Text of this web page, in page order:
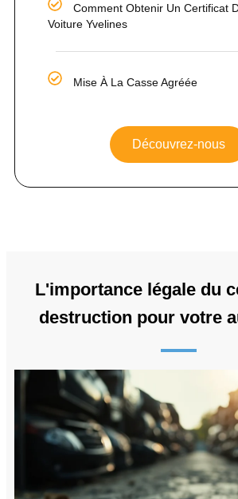
Comment Obtenir Un Certificat
Voiture Yvelines
Mise À La Casse Agréée
Découvrez-nous
L'importance légale du
destruction pour votre